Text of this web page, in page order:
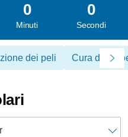
0
Minuti
0
Secondi
dei peli Cura dei